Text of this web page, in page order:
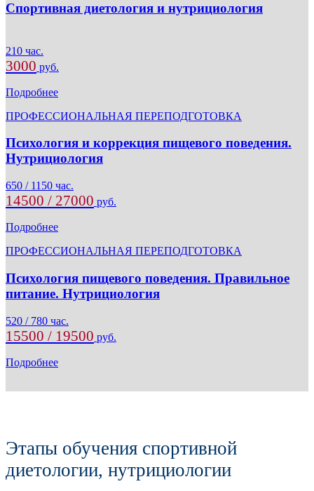
Спортивная диетология и нутрициология
210 час.
3000 руб.
Подробнее
ПРОФЕССИОНАЛЬНАЯ ПЕРЕПОДГОТОВКА
Психология и коррекция пищевого поведения.
Нутрициология
650 / 1150 час.
14500 / 27000 руб.
Подробнее
ПРОФЕССИОНАЛЬНАЯ ПЕРЕПОДГОТОВКА
Психология пищевого поведения. Правильное
питание. Нутрициология
520 / 780 час.
15500 / 19500 руб.
Подробнее
Этапы обучения спортивной
диетологии, нутрициологии